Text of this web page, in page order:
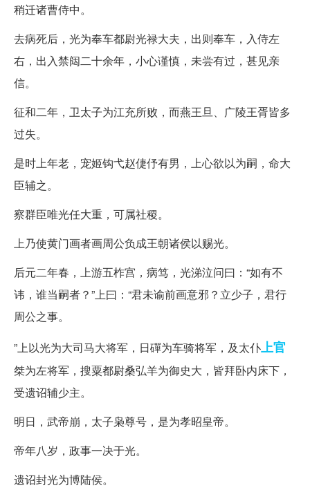
稍迁诸曹侍中。
去病死后，光为奉车都尉光禄大夫，出则奉车，入侍左
右，出入禁闼二十余年，小心谨慎，未尝有过，甚见亲
信。
征和二年，卫太子为江充所败，而燕王旦、广陵王胥皆多
过失。
是时上年老，宠姬钩弋赵倢伃有男，上心欲以为嗣，命大
臣辅之。
察群臣唯光任大重，可属社稷。
上乃使黄门画者画周公负成王朝诸侯以赐光。
后元二年春，上游五柞宫，病笃，光涕泣问曰：“如有不
讳，谁当嗣者？”上曰：“君未谕前画意邪？立少子，君行
周公之事。
”上以光为大司马大将军，日磾为车骑将军，及太仆上官
桀为左将军，搜粟都尉桑弘羊为御史大，皆拜卧内床下，
受遗诏辅少主。
明日，武帝崩，太子枭尊号，是为孝昭皇帝。
帝年八岁，政事一决于光。
遗诏封光为博陆侯。